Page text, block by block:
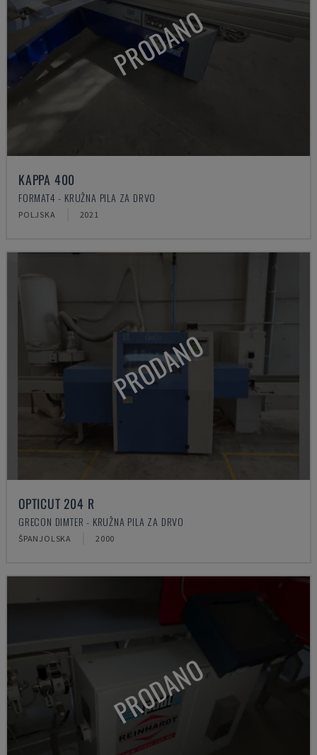
PRODANO
KAPPA 400
FORMAT4 - KRUŽNA PILA ZA DRVO
POLJSKA 2021
PRODANO
OPTICUT 204 R
GRECON DIMTER - KRUŽNA PILA ZA DRVO
ŠPANJOLSKA 2000
PRODANO